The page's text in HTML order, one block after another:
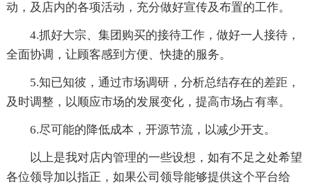
动，及店内的各项活动，充分做好宣传及布置的工作。
4.抓好大宗、集团购买的接待工作，做好一人接待，
全面协调，让顾客感到方便、快捷的服务。
5.知已知彼，通过市场调研，分析总结存在的差距，
及时调整，以顺应市场的发展变化，提高市场占有率。
6.尽可能的降低成本，开源节流，以减少开支。
以上是我对店内管理的一些设想，如有不足之处希望
各位领导加以指正，如果公司领导能够提供这个平台给